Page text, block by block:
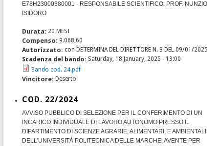
E78H23000380001 - RESPONSABILE SCIENTIFICO: PROF. NUNZIO
ISIDORO
Durata: 20 MESI
Compenso: 9.068,60
Autorizzato:con DETERMINA DEL DIRETTORE N. 3 DEL 09/01/2025
Scadenza del bando: Saturday, 18 January, 2025 - 13:00
Bando cod. 24.pdf
Vincitore:Deserto
COD. 22/2024
AVVISO PUBBLICO DI SELEZIONE PER IL CONFERIMENTO DI UN
INCARICO INDIVIDUALE DI LAVORO AUTONOMO PRESSO IL
DIPARTIMENTO DI SCIENZE AGRARIE, ALIMENTARI, E AMBIENTALI
DELL’UNIVERSITÀ POLITECNICA DELLE MARCHE, AVENTE PER